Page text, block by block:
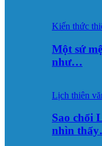
Kiến thức
Một sứ
như…
Lịch thiên
Sao chổi
nhìn